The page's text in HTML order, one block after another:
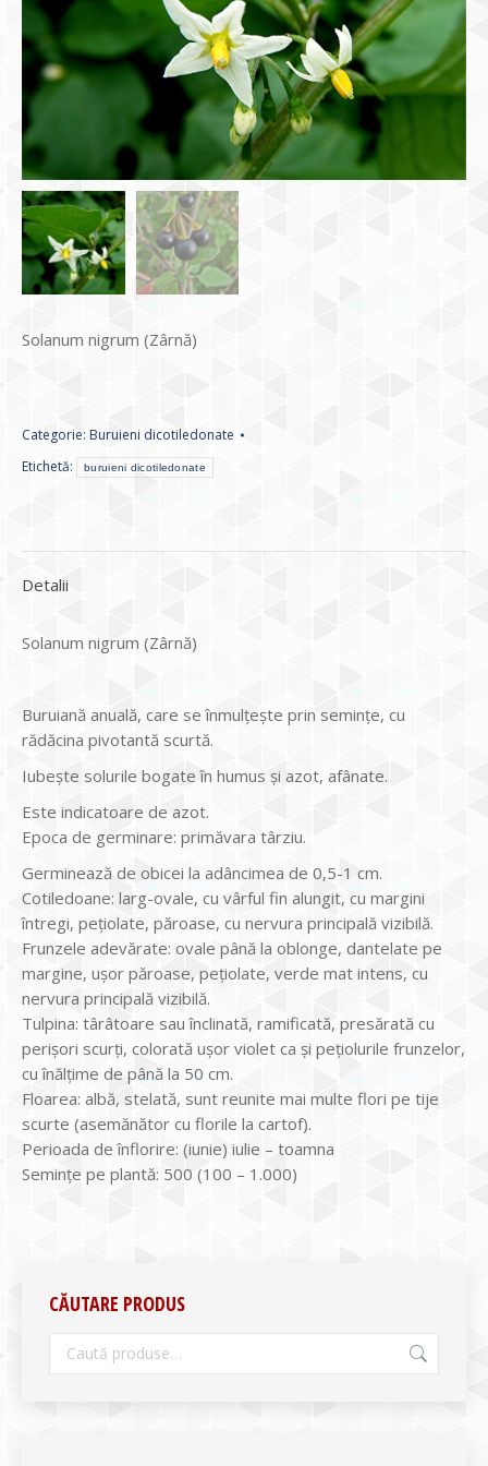
Solanum nigrum (Zârnă)
Categorie: Buruieni dicotiledonate
Etichetă:
buruieni dicotiledonate
Detalii
Solanum nigrum (Zârnă)
Buruiană anuală, care se înmulţeşte prin seminţe, cu
rădăcina pivotantă scurtă.
Iubeşte solurile bogate în humus şi azot, afânate.
Este indicatoare de azot.
Epoca de germinare: primăvara târziu.
Germinează de obicei la adâncimea de 0,5-1 cm.
Cotiledoane: larg-ovale, cu vârful fin alungit, cu margini
întregi, pețiolate, păroase, cu nervura principală vizibilă.
Frunzele adevărate: ovale până la oblonge, dantelate pe
margine, uşor păroase, pețiolate, verde mat intens, cu
nervura principală vizibilă.
Tulpina: târâtoare sau înclinată, ramificată, presărată cu
perişori scurţi, colorată uşor violet ca şi pețiolurile frunzelor,
cu înălţime de până la 50 cm.
Floarea: albă, stelată, sunt reunite mai multe flori pe tije
scurte (asemănător cu florile la cartof).
Perioada de înflorire: (iunie) iulie – toamna
Seminţe pe plantă: 500 (100 – 1.000)
CĂUTARE PRODUS